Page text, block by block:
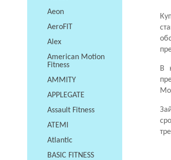
Aeon
AeroFIT
Alex
American Motion
Fitness
AMMITY
APPLEGATE
Assault Fitness
ATEMI
Atlantic
BASIC FITNESS
В